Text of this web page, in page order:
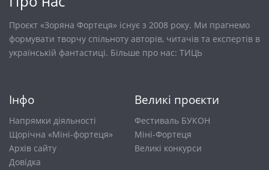
Проєкт «Зоряна Фортеця» існує з 2008 року. Ми прагнемо
формувати творчу спільноту авторів, читачів та експертів в
українській фантастиці. Більше про нас: ТИЦЬ
Інфо
Напрямки діяльності
Щорічна «Міні-фортеця»
Архів сайту
Довiдка
Великі проєкти
Фестиваль БУКОН
Міні-Фортеця
Великі конкурси